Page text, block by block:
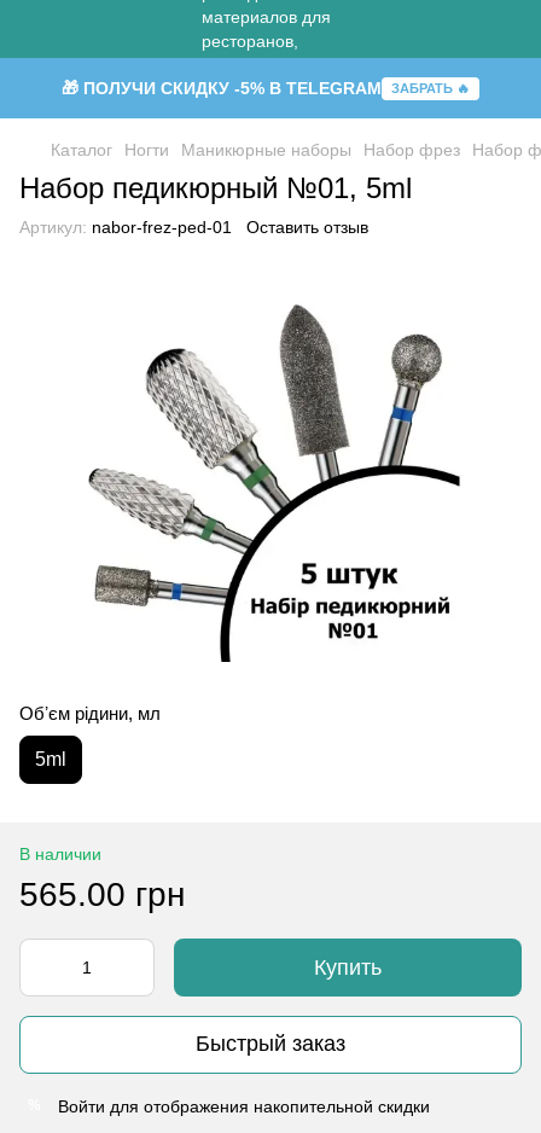
🎁 ПОЛУЧИ СКИДКУ -5% В TELEGRAM ЗАБРАТЬ 🔥
Каталог Ногти Маникюрные наборы ⁠Набор фрез ⁠Набор
Набор педикюрный №01, 5ml
Артикул: nabor-frez-ped-01 Оставить отзыв
Обʼєм рідини, мл
5ml
В наличии
565.00 грн
Купить
Быстрый заказ
Войти для отображения накопительной скидки